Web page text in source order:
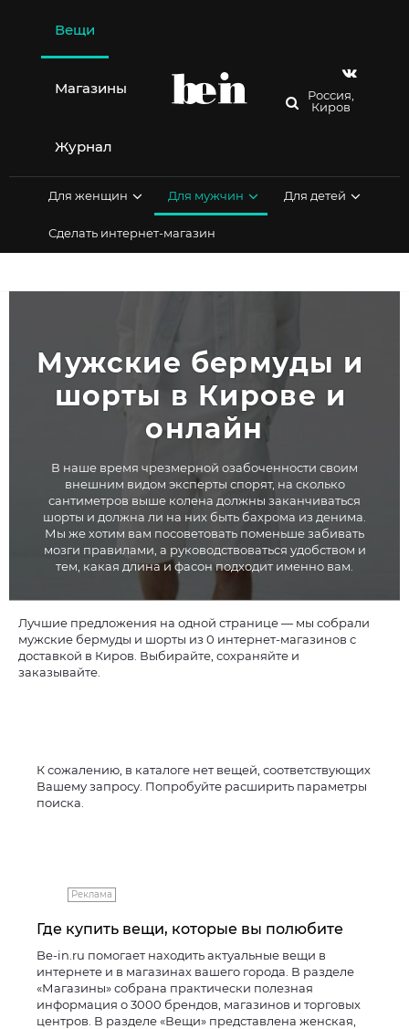
содержимому
Вещи
Магазины
Журнал
Россия,
Киров
Для женщин Для мужчин Для детей
Сделать интернет-магазин
Мужские бермуды и
шорты в Кирове и
онлайн
В наше время чрезмерной озабоченности своим
внешним видом эксперты спорят, на сколько
сантиметров выше колена должны заканчиваться
шорты и должна ли на них быть бахрома из денима.
Мы же хотим вам посоветовать поменьше забивать
мозги правилами, а руководствоваться удобством и
тем, какая длина и фасон подходит именно вам.
Лучшие предложения на одной странице — мы собрали
мужские бермуды и шорты из 0 интернет-магазинов с
доставкой в Киров. Выбирайте, сохраняйте и
заказывайте.
К сожалению, в каталоге нет вещей, соответствующих
Вашему запросу. Попробуйте расширить параметры
поиска.
Реклама
Где купить вещи, которые вы полюбите
Be-in.ru помогает находить актуальные вещи в
интернете и в магазинах вашего города. В разделе
«Магазины» собрана практически полезная
информация о 3000 брендов, магазинов и торговых
центров. В разделе «Вещи» представлена женская,